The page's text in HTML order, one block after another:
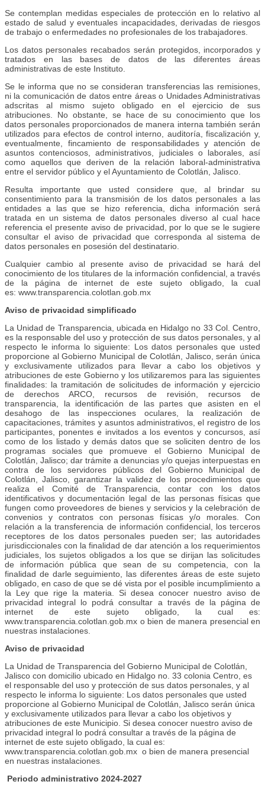
Se contemplan medidas especiales de protección en lo relativo al
estado de salud y eventuales incapacidades, derivadas de riesgos
de trabajo o enfermedades no profesionales de los trabajadores.
Los datos personales recabados serán protegidos, incorporados y
tratados en las bases de datos de las diferentes áreas
administrativas de este Instituto.
Se le informa que no se consideran transferencias las remisiones,
ni la comunicación de datos entre áreas o Unidades Administrativas
adscritas al mismo sujeto obligado en el ejercicio de sus
atribuciones. No obstante, se hace de su conocimiento que los
datos personales proporcionados de manera interna también serán
utilizados para efectos de control interno, auditoría, fiscalización y,
eventualmente, fincamiento de responsabilidades y atención de
asuntos contenciosos, administrativos, judiciales o laborales, así
como aquellos que deriven de la relación laboral-administrativa
entre el servidor público y el Ayuntamiento de Colotlán, Jalisco.
Resulta importante que usted considere que, al brindar su
consentimiento para la transmisión de los datos personales a las
entidades a las que se hizo referencia, dicha información será
tratada en un sistema de datos personales diverso al cual hace
referencia el presente aviso de privacidad, por lo que se le sugiere
consultar el aviso de privacidad que corresponda al sistema de
datos personales en posesión del destinatario.
Cualquier cambio al presente aviso de privacidad se hará del
conocimiento de los titulares de la información confidencial, a través
de la página de internet de este sujeto obligado, la cual
es: www.transparencia.colotlan.gob.mx
Aviso de privacidad simplificado
La Unidad de Transparencia, ubicada en Hidalgo no 33 Col. Centro,
es la responsable del uso y protección de sus datos personales, y al
respecto le informa lo siguiente: Los datos personales que usted
proporcione al Gobierno Municipal de Colotlán, Jalisco, serán única
y exclusivamente utilizados para llevar a cabo los objetivos y
atribuciones de este Gobierno y los utilizaremos para las siguientes
finalidades: la tramitación de solicitudes de información y ejercicio
de derechos ARCO, recursos de revisión, recursos de
transparencia, la identificación de las partes que asisten en el
desahogo de las inspecciones oculares, la realización de
capacitaciones, trámites y asuntos administrativos, el registro de los
participantes, ponentes e invitados a los eventos y concursos, así
como de los listado y demás datos que se soliciten dentro de los
programas sociales que promueve el Gobierno Municipal de
Colotlán, Jalisco; dar trámite a denuncias y/o quejas interpuestas en
contra de los servidores públicos del Gobierno Municipal de
Colotlán, Jalisco, garantizar la validez de los procedimientos que
realiza el Comité de Transparencia, contar con los datos
identificativos y documentación legal de las personas físicas que
fungen como proveedores de bienes y servicios y la celebración de
convenios y contratos con personas físicas y/o morales. Con
relación a la transferencia de información confidencial, los terceros
receptores de los datos personales pueden ser; las autoridades
jurisdiccionales con la finalidad de dar atención a los requerimientos
judiciales, los sujetos obligados a los que se dirijan las solicitudes
de información pública que sean de su competencia, con la
finalidad de darle seguimiento, las diferentes áreas de este sujeto
obligado, en caso de que se dé vista por el posible incumplimiento a
la Ley que rige la materia. Si desea conocer nuestro aviso de
privacidad integral lo podrá consultar a través de la página de
internet de este sujeto obligado, la cual es:
www.transparencia.colotlan.gob.mx o bien de manera presencial en
nuestras instalaciones.
Aviso de privacidad
La Unidad de Transparencia del Gobierno Municipal de Colotlán,
Jalisco con domicilio ubicado en Hidalgo no. 33 colonia Centro, es
el responsable del uso y protección de sus datos personales, y al
respecto le informa lo siguiente: Los datos personales que usted
proporcione al Gobierno Municipal de Colotlán, Jalisco serán única
y exclusivamente utilizados para llevar a cabo los objetivos y
atribuciones de este Municipio. Si desea conocer nuestro aviso de
privacidad integral lo podrá consultar a través de la página de
internet de este sujeto obligado, la cual es:
www.transparencia.colotlan.gob.mx o bien de manera presencial
en nuestras instalaciones.
Periodo administrativo 2024-2027